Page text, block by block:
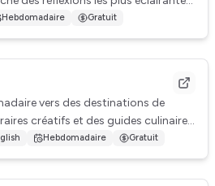
Hebdomadaire Gratuit
vers des destinations de
créatifs et des guides culinaires
Hebdomadaire Gratuit